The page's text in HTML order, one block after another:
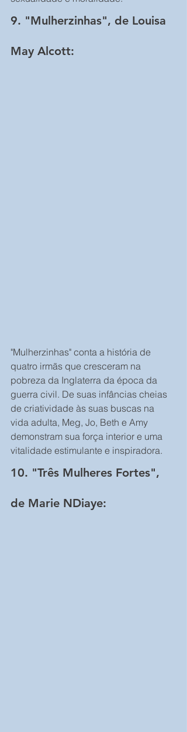
9. "Mulherzinhas", de Louisa
May Alcott:
"Mulherzinhas" conta a história de
quatro irmãs que cresceram na
pobreza da Inglaterra da época da
guerra civil. De suas infâncias cheias
de criatividade às suas buscas na
vida adulta, Meg, Jo, Beth e Amy
demonstram sua força interior e uma
vitalidade estimulante e inspiradora.
10. "Três Mulheres Fortes",
de Marie NDiaye: